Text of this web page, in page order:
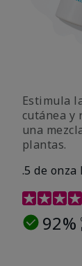
Estimula
cutánea y
una
plantas.
.5 de
92%